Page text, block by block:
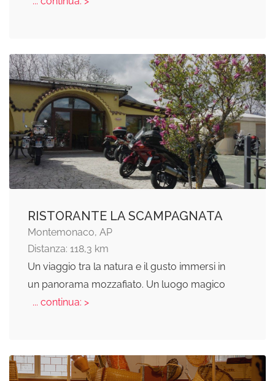
RISTORANTE LA SCAMPAGNATA
Montemonaco, AP
Distanza: 118,3 km
Un viaggio tra la natura e il gusto immersi in
un panorama mozzafiato. Un luogo magico
... continua: >